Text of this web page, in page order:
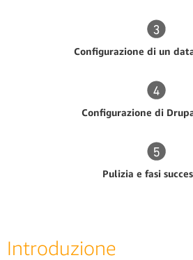
Configurazione di un
Configurazione di
Pulizia e fasi
Introduzione